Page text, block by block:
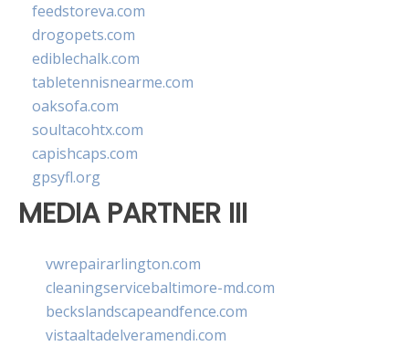
feedstoreva.com
drogopets.com
ediblechalk.com
tabletennisnearme.com
oaksofa.com
soultacohtx.com
capishcaps.com
gpsyfl.org
MEDIA PARTNER III
vwrepairarlington.com
cleaningservicebaltimore-md.com
beckslandscapeandfence.com
vistaaltadelveramendi.com